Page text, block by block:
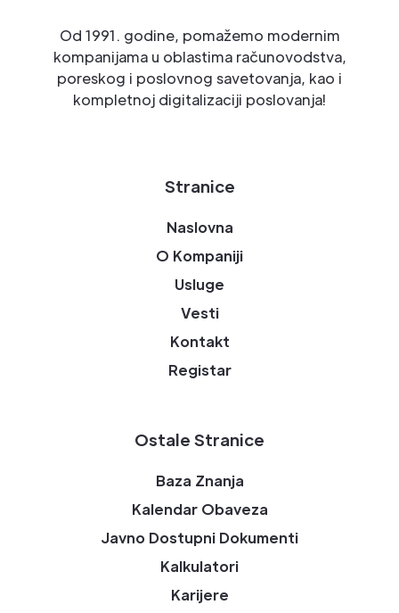
Od 1991. godine, pomažemo modernim
kompanijama u oblastima računovodstva,
poreskog i poslovnog savetovanja, kao i
kompletnoj digitalizaciji poslovanja!
Stranice
Naslovna
O Kompaniji
Usluge
Vesti
Kontakt
Registar
Ostale Stranice
Baza Znanja
Kalendar Obaveza
Javno Dostupni Dokumenti
Kalkulatori
Karijere